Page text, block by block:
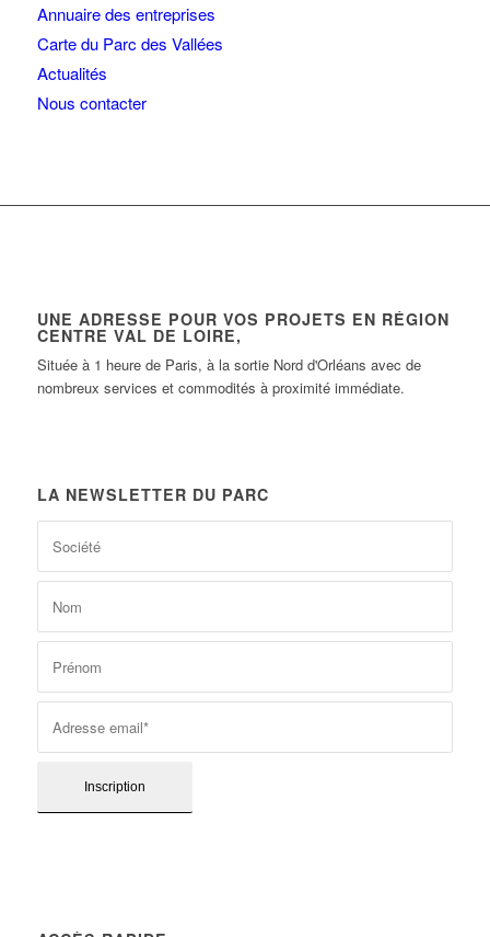
Annuaire des entreprises
Carte du Parc des Vallées
Actualités
Nous contacter
UNE ADRESSE POUR VOS PROJETS EN RÉGION
CENTRE VAL DE LOIRE,
Située à 1 heure de Paris, à la sortie Nord d'Orléans avec de
nombreux services et commodités à proximité immédiate.
LA NEWSLETTER DU PARC